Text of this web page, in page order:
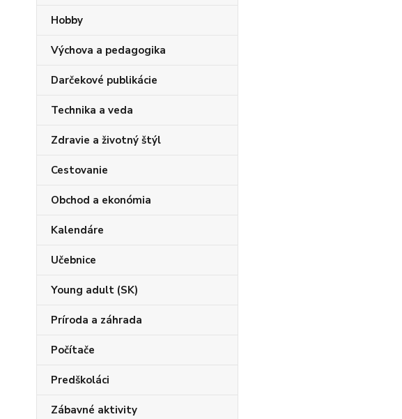
Hobby
Výchova a pedagogika
Darčekové publikácie
Technika a veda
Zdravie a životný štýl
Cestovanie
Obchod a ekonómia
Kalendáre
Učebnice
Young adult (SK)
Príroda a záhrada
Počítače
Predškoláci
Zábavné aktivity